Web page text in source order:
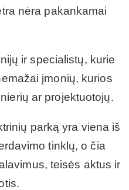
nėra pakankamai
ir specialistų, kurie
įmonių, kurios
ar projektuotojų.
parką yra viena iš
tinklų, o čia
teisės aktus ir